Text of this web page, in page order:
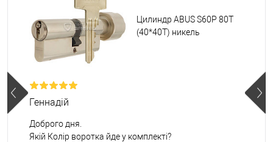
Цилиндр ABUS S60P 80T
(40*40T) никель
Геннадій
Доброго дня.
Якій Колір воротка йде у комплекті?